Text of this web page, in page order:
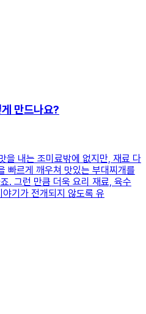
만드나요?
을 내는 조미료밖에 없지만, 재료 다
빠르게 깨우쳐 맛있는 부대찌개를
. 그런 만큼 더욱 요리 재료, 육수
기가 전개되지 않도록 유